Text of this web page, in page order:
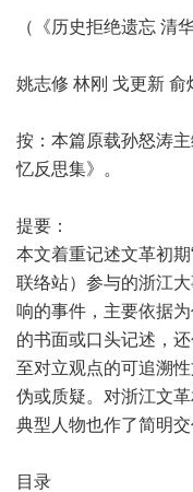
（《历史拒绝遗忘 清
姚志修 林刚 戈更新 俞
按：本篇原载孙怒涛
忆反思集》。
提要：
本文着重记述文革初
联络站）参与的浙江
响的事件，主要依据
的书面或口头记述，
至对立观点的可追溯
伪或质疑。对浙江文
典型人物也作了简明交
目录